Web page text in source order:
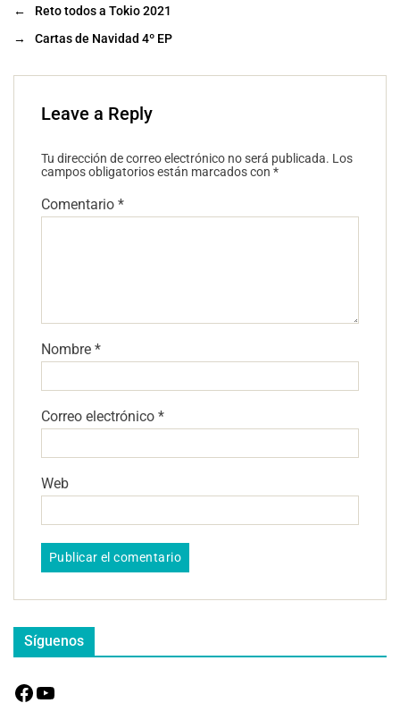
←
Reto todos a Tokio 2021
→
Cartas de Navidad 4º EP
Leave a Reply
Tu dirección de correo electrónico no será publicada. Los
campos obligatorios están marcados con *
Comentario *
Nombre *
Correo electrónico *
Web
Síguenos